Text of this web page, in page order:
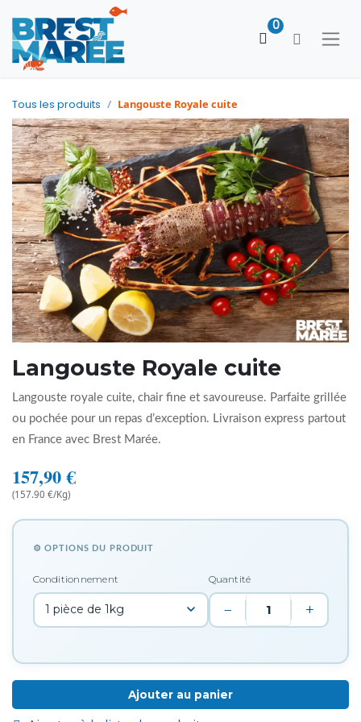
0
Tous les produits Langouste Royale cuite
Langouste Royale cuite
Langouste royale cuite, chair fine et savoureuse. Parfaite grillée
ou pochée pour un repas d’exception. Livraison express partout
en France avec Brest Marée.
157,90€
(157.90 €/Kg)
⚙ OPTIONS DU PRODUIT
Conditionnement Quantité
− +
Ajouter au panier